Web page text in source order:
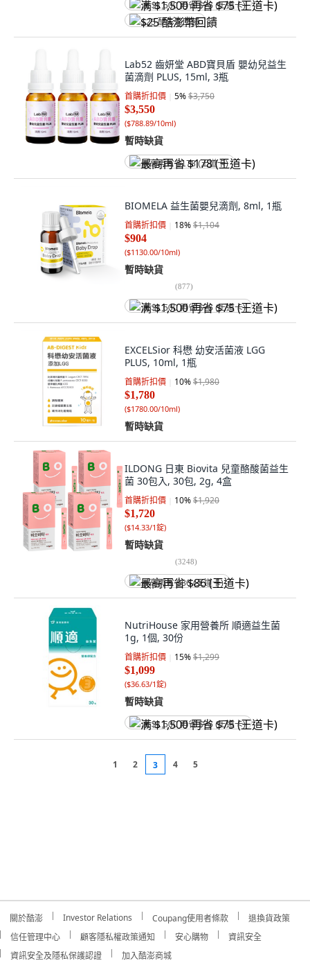
满 $1,500 再省 $75 (王道卡)
$25 酷澎幣回饋
Lab52 齒妍堂 ABD寶貝盾 嬰幼兒益生
菌滴劑 PLUS, 15ml, 3瓶
首購折扣價 5%$3,750
$3,550
($788.89/10ml)
暫時缺貨
最高再省 $178 (王道卡)
BIOMELA 益生菌嬰兒滴劑, 8ml, 1瓶
首購折扣價 18%$1,104
$904
($1130.00/10ml)
暫時缺貨
(877)
满 $1,500 再省 $75 (王道卡)
EXCELSior 科懋 幼安活菌液 LGG
PLUS, 10ml, 1瓶
首購折扣價 10%$1,980
$1,780
($1780.00/10ml)
暫時缺貨
ILDONG 日東 Biovita 兒童酪酸菌益生
菌 30包入, 30包, 2g, 4盒
首購折扣價 10%$1,920
$1,720
($14.33/1錠)
暫時缺貨
(3248)
最高再省 $86 (王道卡)
NutriHouse 家用營養所 順適益生菌
1g, 1個, 30份
首購折扣價 15%$1,299
$1,099
($36.63/1錠)
暫時缺貨
满 $1,500 再省 $75 (王道卡)
1 2 3 4 5
關於酷澎 Investor Relations Coupang使用者條款
退換貨政策
信任管理中心
顧客隱私權政策通知 安心購物
資訊安全
資訊安全及隱私保護認證
加入酷澎商城